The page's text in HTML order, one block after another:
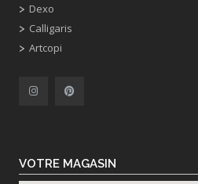
Dexo
Calligaris
Artcopi
VOTRE MAGASIN